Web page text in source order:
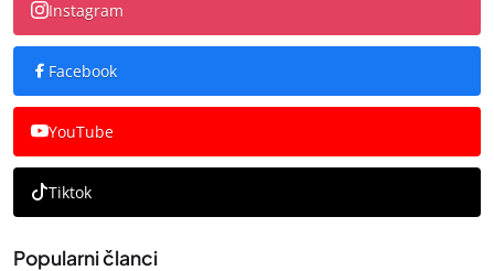
Instagram
Facebook
YouTube
Tiktok
Popularni članci